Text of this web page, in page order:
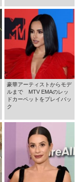
豪華アーティストからモデ
ルまで MTV EMAのレッ
ドカーペットをプレイバッ
ク